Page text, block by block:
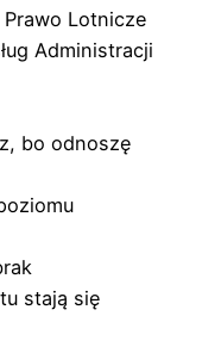
Lotnicze
Administracji
bo odnoszę
stają się